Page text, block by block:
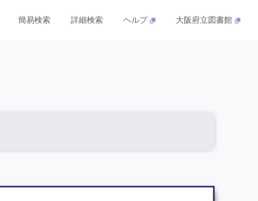
簡易検索 詳細検索 ヘルプ 大阪府立図書館